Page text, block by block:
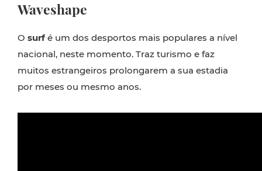
Waveshape
O surf é um dos desportos mais populares a nível
nacional, neste momento. Traz turismo e faz
muitos estrangeiros prolongarem a sua estadia
por meses ou mesmo anos.